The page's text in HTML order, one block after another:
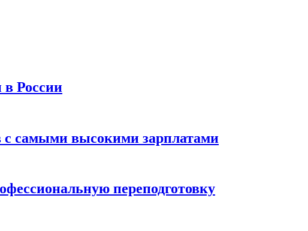
в России
с самыми высокими зарплатами
переподготовку